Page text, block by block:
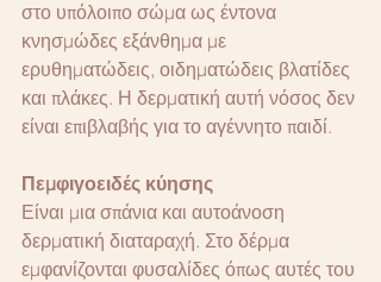
στο υπόλοιπο σώμα ως έντονα
κνησμώδες εξάνθημα με
ερυθηματώδεις, οιδηματώδεις βλατίδες
και πλάκες. Η δερματική αυτή νόσος δεν
είναι επιβλαβής για το αγέννητο παιδί.
Πεμφιγοειδές κύησης
Είναι μια σπάνια και αυτοάνοση
δερματική διαταραχή. Στο δέρμα
εμφανίζονται φυσαλίδες όπως αυτές του